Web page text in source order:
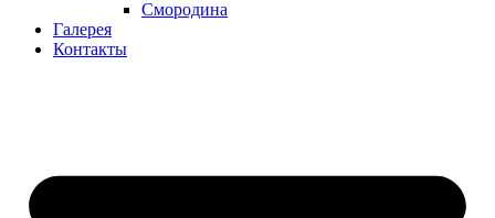
Смородина
Галерея
Контакты